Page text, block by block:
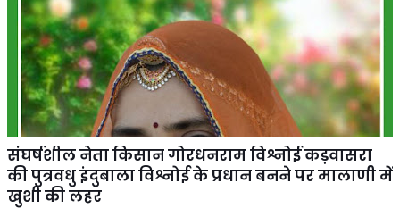
संघर्षशील नेता किसान गोरधनराम विश्नोई कड़वासरा
की पुत्रवधु इंदुबाला विश्नोई के प्रधान बनने पर मालाणी में
खुशी की लहर